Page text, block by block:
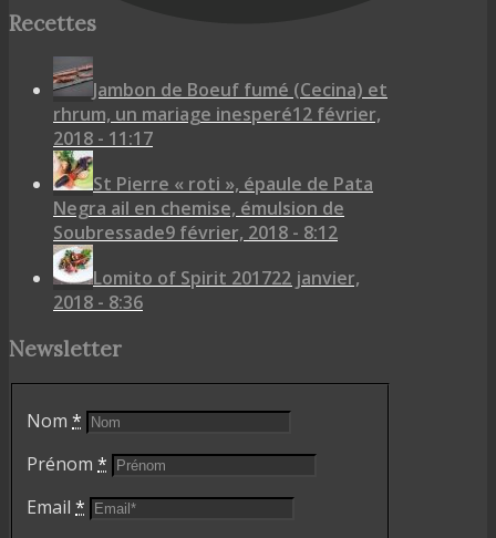
Recettes
Jambon de Boeuf fumé (Cecina) et
rhrum, un mariage inesperé12 février,
2018 - 11:17
St Pierre « roti », épaule de Pata
Negra ail en chemise, émulsion de
Soubressade9 février, 2018 - 8:12
Lomito of Spirit 201722 janvier,
2018 - 8:36
Newsletter
Nom *
Prénom *
Email *